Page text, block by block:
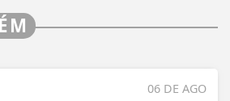
06 DE AGO